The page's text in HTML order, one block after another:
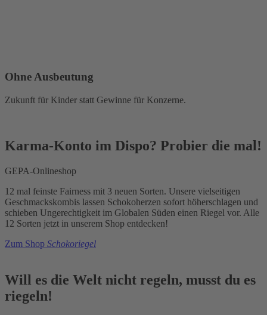
Ohne Ausbeutung
Zukunft für Kinder statt Gewinne für Konzerne.
Karma-Konto im Dispo? Probier die mal!
GEPA-Onlineshop
12 mal feinste Fairness mit 3 neuen Sorten. Unsere vielseitigen
Geschmackskombis lassen Schokoherzen sofort höherschlagen und
schieben Ungerechtigkeit im Globalen Süden einen Riegel vor. Alle
12 Sorten jetzt in unserem Shop entdecken!
Zum Shop Schokoriegel
Will es die Welt nicht regeln, musst du es
riegeln!